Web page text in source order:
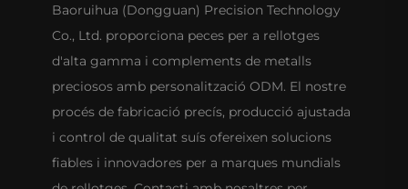
Baoruihua (Dongguan) Precision Technology
Co., Ltd. proporciona peces per a rellotges
d'alta gamma i complements de metalls
preciosos amb personalització ODM. El nostre
procés de fabricació precís, producció ajustada
i control de qualitat suís ofereixen solucions
fiables i innovadores per a marques mundials